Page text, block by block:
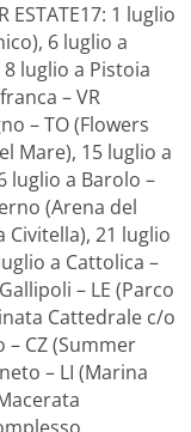
ESTATE17: 1 luglio
6 luglio a
luglio a Pistoia
– VR
– TO (Flowers
Mare), 15 luglio a
luglio a Barolo –
(Arena del
Civitella), 21 luglio
a Cattolica –
– LE (Parco
Cattedrale c/o
– CZ (Summer
– LI (Marina